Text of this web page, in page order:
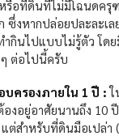
รือที่ดินที่ไม่มีโฉนดครุ
ซึ่งหากปล่อยปละละเ
กินไปแบบไม่รู้ตัว โดย
ต่อไปนี้ครับ
บครองภายใน 1 ปี :ใ
งอยู่อาศัยนานถึง 10
ต่สำหรับที่ดินมือเปล่า (